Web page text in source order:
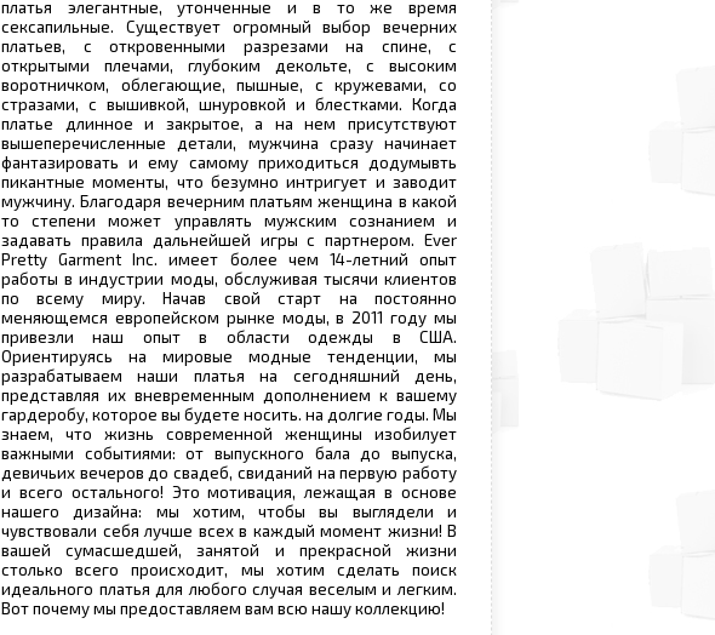
платья элегантные, утонченные и в то же время
сексапильные. Существует огромный выбор вечерних
платьев, с откровенными разрезами на спине, с
открытыми плечами, глубоким декольте, с высоким
воротничком, облегающие, пышные, с кружевами, со
стразами, с вышивкой, шнуровкой и блестками. Когда
платье длинное и закрытое, а на нем присутствуют
вышеперечисленные детали, мужчина сразу начинает
фантазировать и ему самому приходиться додумывть
пикантные моменты, что безумно интригует и заводит
мужчину. Благодаря вечерним платьям женщина в какой
то степени может управлять мужским сознанием и
задавать правила дальнейшей игры с партнером. Ever
Pretty Garment Inc. имеет более чем 14-летний опыт
работы в индустрии моды, обслуживая тысячи клиентов
по всему миру. Начав свой старт на постоянно
меняющемся европейском рынке моды, в 2011 году мы
привезли наш опыт в области одежды в США.
Ориентируясь на мировые модные тенденции, мы
разрабатываем наши платья на сегодняшний день,
представляя их вневременным дополнением к вашему
гардеробу, которое вы будете носить. на долгие годы. Мы
знаем, что жизнь современной женщины изобилует
важными событиями: от выпускного бала до выпуска,
девичьих вечеров до свадеб, свиданий на первую работу
и всего остального! Это мотивация, лежащая в основе
нашего дизайна: мы хотим, чтобы вы выглядели и
чувствовали себя лучше всех в каждый момент жизни! В
вашей сумасшедшей, занятой и прекрасной жизни
столько всего происходит, мы хотим сделать поиск
идеального платья для любого случая веселым и легким.
Вот почему мы предоставляем вам всю нашу коллекцию!